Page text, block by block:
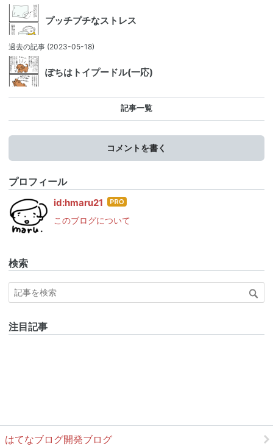
プッチプチなストレス
過去の記事 (2023-05-18)
ぽちはトイプードル(一応)
記事一覧
コメントを書く
プロフィール
id:hmaru21 はて
ログ
このブログについて
検索
注目記事
はてなブログ開発ブログ